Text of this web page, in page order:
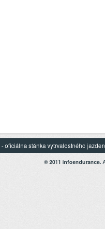
- oficiálna stánka vytrvalostného
© 2011 infoendurance.